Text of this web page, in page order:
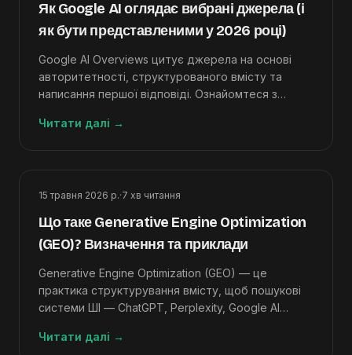
Як Google AI оглядає вибрані джерела (і
як бути представленими у 2026 році)
Google AI Overviews цитує джерела на основі
авторитетності, структурованого вмісту та
написання першої відповіді. Ознайомтеся з
який відображатиметься в результатах SGE.
Читати далі →
15 травня 2026 р.·7 хв читання
Що таке Generative Engine Optimization
(GEO)? Визначення та приклади
Generative Engine Optimization (GEO) — це
практика структурування вмісту, щоб пошукові
системи ШІ — ChatGPT, Perplexity, Google AI
Читати далі →